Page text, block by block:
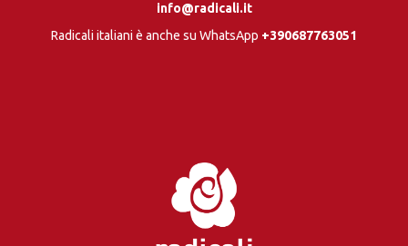
info@radicali.it
Radicali italiani è anche su WhatsApp +390687763051